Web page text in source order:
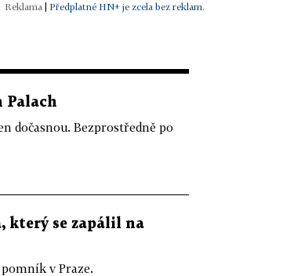
Předplatné HN+ je zcela bez reklam.
Palach
dočasnou. Bezprostředně po
který se zapálil na
v Praze.